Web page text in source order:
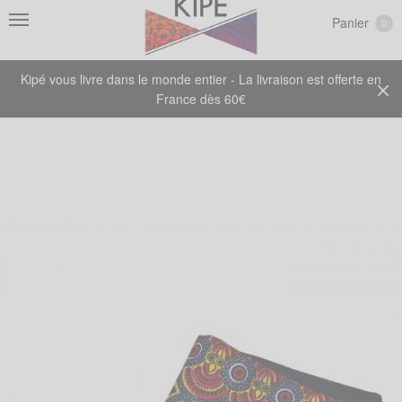
Kipé vous livre dans le monde entier - La livraison est offerte en
France dès 60€
Panier